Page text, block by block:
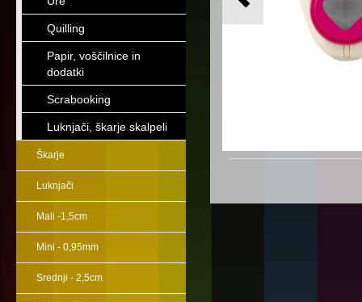
Quilling
Papir, voščilnice in
dodatki
Scrabooking
Luknjači, škarje skalpeli
Škarje
Luknjači
Mali -1,5cm
Mini - 0,95mm
Srednji - 2,5cm